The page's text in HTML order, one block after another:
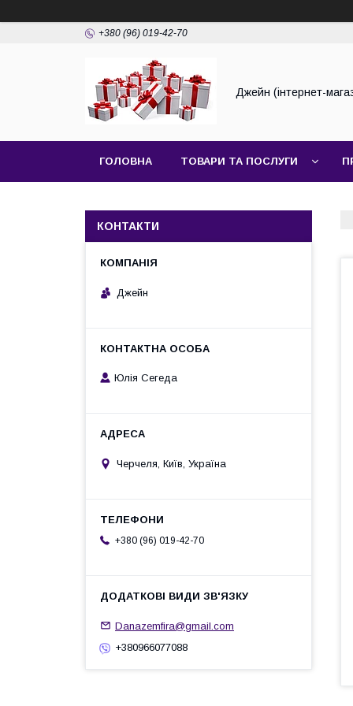
+380 (96) 019-42-70
Джейн (інтернет-
ГОЛОВНА ТОВАРИ ТА ПОСЛУГИ
КОНТАКТИ
Джейн
Юлія Сегеда
Черчеля, Київ, Україна
+380 (96) 019-42-70
Danazemfira@gmail.com
+380966077088